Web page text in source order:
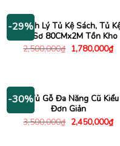
-29%
Thanh Lý Tủ Kệ Sách, Tủ
Hồ Sơ 80CMx2M Tồn Kho
2,500,000₫ Giá
gốc
1,780,000₫Giá
-30%
Kệ Tủ Gỗ Đa Năng Cũ Kiểu
Đơn Giản
3,500,000₫ Giá
gốc
2,450,000₫Giá